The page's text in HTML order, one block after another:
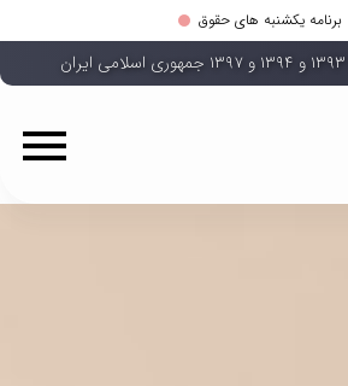
برنامه یکشنبه های حقوق